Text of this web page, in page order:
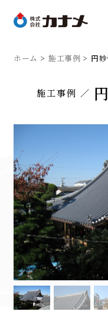
ホーム 施工事例 円
施工事例